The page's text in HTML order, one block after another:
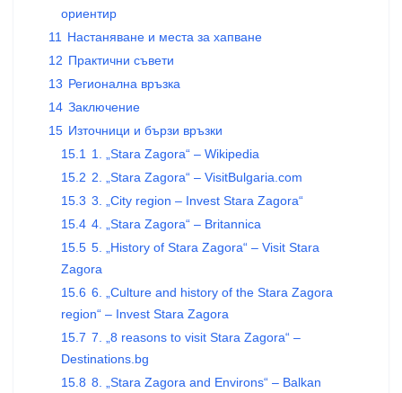
ориентир
11
Настаняване и места за хапване
12 Практични съвети
13 Регионална връзка
14 Заключение
15 Източници и бързи връзки
15.1
1. „Stara Zagora“ – Wikipedia
15.2 2. „Stara Zagora“ – VisitBulgaria.com
15.3 3. „City region – Invest Stara Zagora“
15.4 4. „Stara Zagora“ – Britannica
15.5 5. „History of Stara Zagora“ – Visit Stara
Zagora
15.6 6. „Culture and history of the Stara Zagora
region“ – Invest Stara Zagora
15.7 7. „8 reasons to visit Stara Zagora“ –
Destinations.bg
15.8 8. „Stara Zagora and Environs“ – Balkan